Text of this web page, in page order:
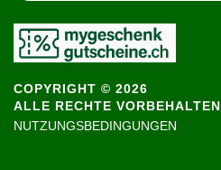
COPYRIGHT © 2026
ALLE RECHTE VORBEHALTEN
NUTZUNGSBEDINGUNGEN